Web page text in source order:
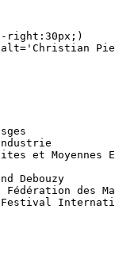
right:30px;)
et Moyennes
Debouzy
des